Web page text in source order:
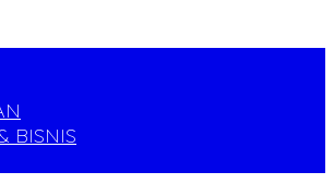
BISNIS